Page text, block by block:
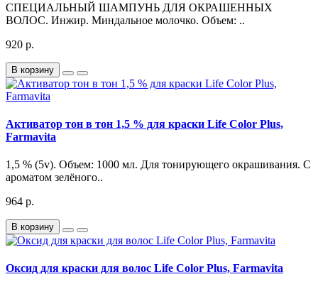
СПЕЦИАЛЬНЫЙ ШАМПУНЬ ДЛЯ ОКРАШЕННЫХ
ВОЛОС. Инжир. Миндальное молочко. Объем: ..
920 р.
В корзину
Активатор тон в тон 1,5 % для краски Life Color Plus,
Farmavita
1,5 % (5v). Объем: 1000 мл. Для тонирующего окрашивания. С
ароматом зелёного..
964 р.
В корзину
Оксид для краски для волос Life Color Plus, Farmavita